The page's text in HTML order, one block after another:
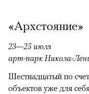
«Архстояние»
23—25 июля
арт-парк Никола-
Шестнадцатый по
объектов уже для